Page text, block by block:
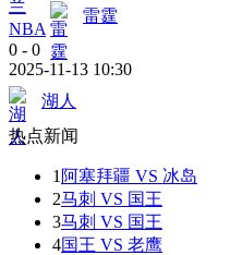
NBA
雷霆
0 - 0
2025-11-13 10:30
湖人
热点新闻
1 阿塞拜疆 VS 冰岛
2马刺 VS 国王
3马刺 VS 国王
4国王 VS 老鹰